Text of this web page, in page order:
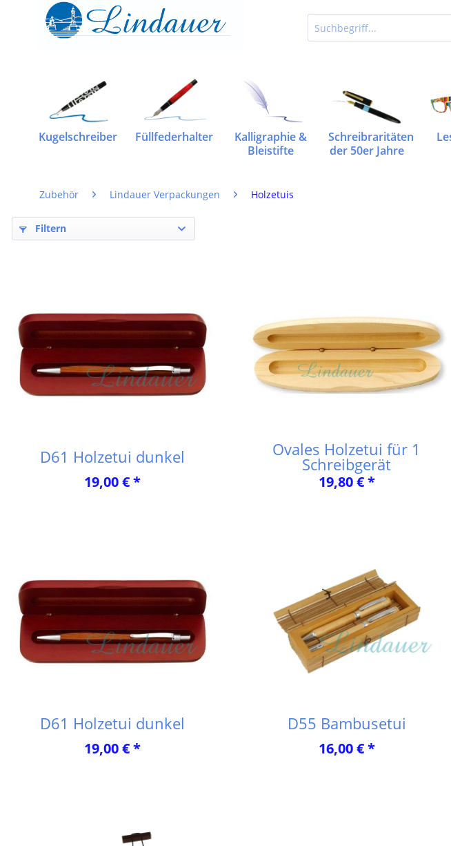
Kugelschreiber Füllfederhalter
Kalligraphie &
Bleistifte
Schreibraritäten
der 50er Jahre
Zubehör Lindauer Verpackungen Holzetuis
Filtern
D61 Holzetui dunkel
19,00 € *
Ovales Holzetui für 1
Schreibgerät
19,80 € *
D61 Holzetui dunkel
19,00 € *
D55 Bambusetui
16,00 € *